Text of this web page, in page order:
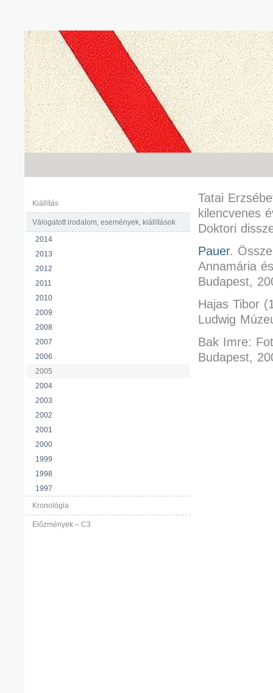
Kiállítás
Válogatott irodalom, események, kiállítások
2014
2013
2012
2011
2010
2009
2008
2007
2006
2005
2004
2003
2002
2001
2000
1999
1998
1997
Kronológia
Előzmények – C3
Tatai
kilencvenes
Doktori
Pauer.
Annamária
Budapest,
Hajas Tibor
Ludwig
Bak Imre:
Budapest,